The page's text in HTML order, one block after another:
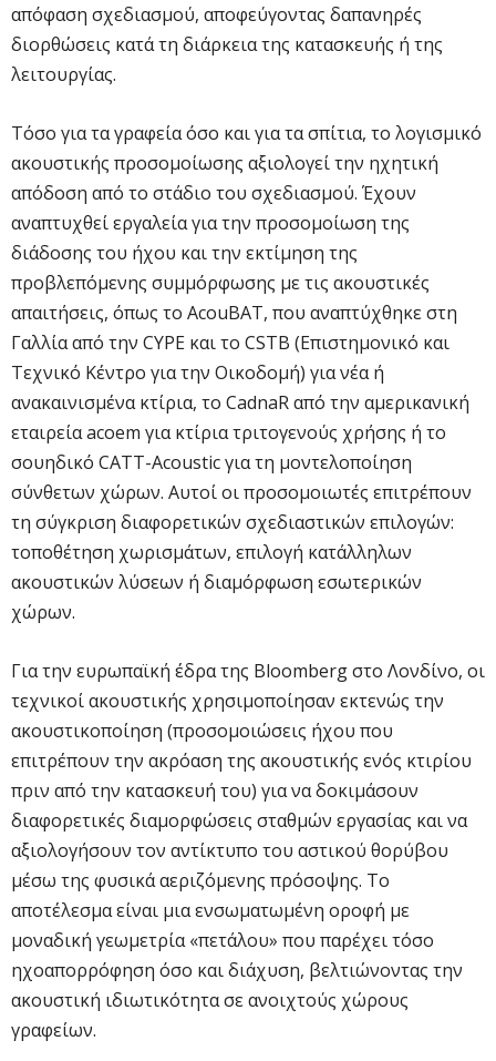
απόφαση σχεδιασμού, αποφεύγοντας δαπανηρές
διορθώσεις κατά τη διάρκεια της κατασκευής ή της
λειτουργίας.
Τόσο για τα γραφεία όσο και για τα σπίτια, το λογισμικό
ακουστικής προσομοίωσης αξιολογεί την ηχητική
απόδοση από το στάδιο του σχεδιασμού. Έχουν
αναπτυχθεί εργαλεία για την προσομοίωση της
διάδοσης του ήχου και την εκτίμηση της
προβλεπόμενης συμμόρφωσης με τις ακουστικές
απαιτήσεις, όπως το AcouBAT, που αναπτύχθηκε στη
Γαλλία από την CYPE και το CSTB (Επιστημονικό και
Τεχνικό Κέντρο για την Οικοδομή) για νέα ή
ανακαινισμένα κτίρια, το CadnaR από την αμερικανική
εταιρεία acoem για κτίρια τριτογενούς χρήσης ή το
σουηδικό CATT-Acoustic για τη μοντελοποίηση
σύνθετων χώρων. Αυτοί οι προσομοιωτές επιτρέπουν
τη σύγκριση διαφορετικών σχεδιαστικών επιλογών:
τοποθέτηση χωρισμάτων, επιλογή κατάλληλων
ακουστικών λύσεων ή διαμόρφωση εσωτερικών
χώρων.
Για την ευρωπαϊκή έδρα της Bloomberg στο Λονδίνο, οι
τεχνικοί ακουστικής χρησιμοποίησαν εκτενώς την
ακουστικοποίηση (προσομοιώσεις ήχου που
επιτρέπουν την ακρόαση της ακουστικής ενός κτιρίου
πριν από την κατασκευή του) για να δοκιμάσουν
διαφορετικές διαμορφώσεις σταθμών εργασίας και να
αξιολογήσουν τον αντίκτυπο του αστικού θορύβου
μέσω της φυσικά αεριζόμενης πρόσοψης. Το
αποτέλεσμα είναι μια ενσωματωμένη οροφή με
μοναδική γεωμετρία «πετάλου» που παρέχει τόσο
ηχοαπορρόφηση όσο και διάχυση, βελτιώνοντας την
ακουστική ιδιωτικότητα σε ανοιχτούς χώρους
γραφείων.